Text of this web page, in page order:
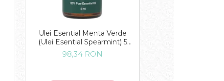
Ulei Esential Menta Verde
(Ulei Esential Spearmint) 5
ML
98,34 RON